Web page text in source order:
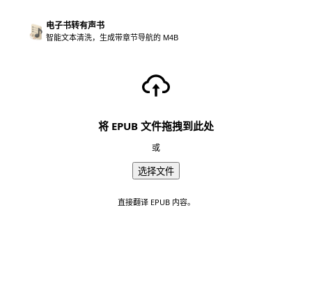
电子书转有声书
智能文本清洗，生成带章节导航的 M4B
将 EPUB 文件拖拽到此处
或
选择文件
直接翻译 EPUB 内容。